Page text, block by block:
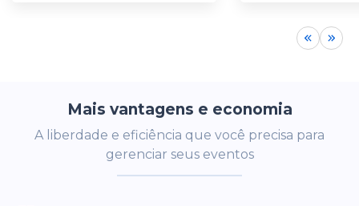
Mais vantagens e economia
A liberdade e eficiência que você precisa para
gerenciar seus eventos